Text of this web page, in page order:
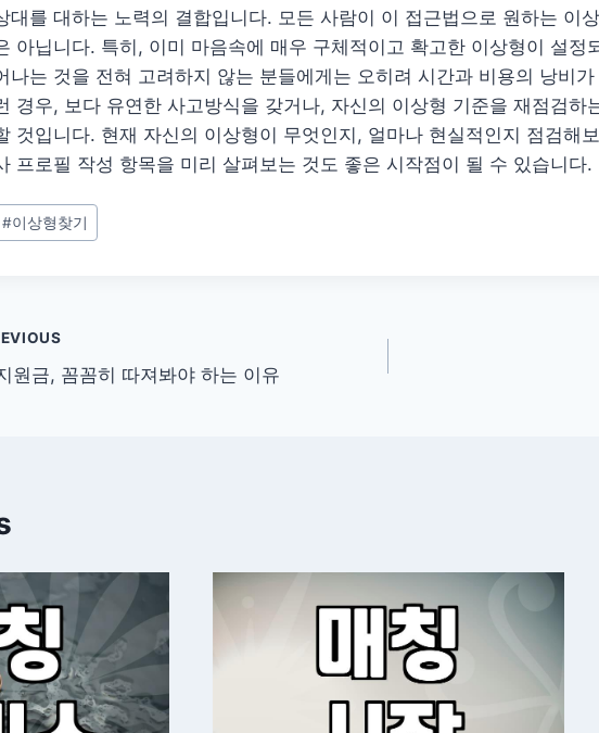
대를 대하는 노력의 결합입니다. 모든 사람이 이 접근법으로 원하는 이
아닙니다. 특히, 이미 마음속에 매우 구체적이고 확고한 이상형이 설정
나는 것을 전혀 고려하지 않는 분들에게는 오히려 시간과 비용의 낭비
경우, 보다 유연한 사고방식을 갖거나, 자신의 이상형 기준을 재점검하
것입니다. 현재 자신의 이상형이 무엇인지, 얼마나 현실적인지 점검해
프로필 작성 항목을 미리 살펴보는 것도 좋은 시작점이 될 수 있습니다.
#이상형찾기
원금, 꼼꼼히 따져봐야 하는 이유